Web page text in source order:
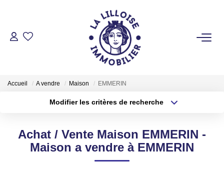
ACHETER
Tous Nos Biens
LOUER
Accueil A vendre Maison EMMERIN
Modifier les critères de recherche
Sélectionnez...
Type de bien
Surface min
Achat / Vente Maison EMMERIN -
Maison a vendre à EMMERIN